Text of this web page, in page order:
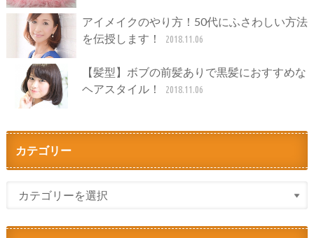
アイメイクのやり方！50代にふさわしい方法
を伝授します！
2018.11.06
【髪型】ボブの前髪ありで黒髪におすすめな
ヘアスタイル！
2018.11.06
カテゴリー